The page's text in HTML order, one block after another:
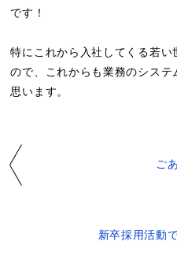
です！
特にこれから入社してくる若い
ので、これからも業務のシステ
思います。
ご
新卒採用活動